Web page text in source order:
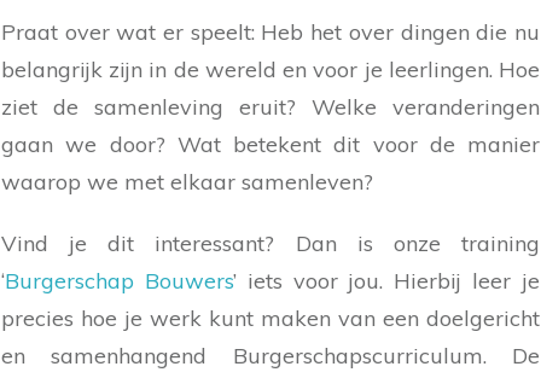
Praat over wat er speelt: Heb het over dingen die nu
belangrijk zijn in de wereld en voor je leerlingen. Hoe
ziet de samenleving eruit? Welke veranderingen
gaan we door? Wat betekent dit voor de manier
waarop we met elkaar samenleven?
Vind je dit interessant? Dan is onze training
‘Burgerschap Bouwers’ iets voor jou. Hierbij leer je
precies hoe je werk kunt maken van een doelgericht
en samenhangend Burgerschapscurriculum. De